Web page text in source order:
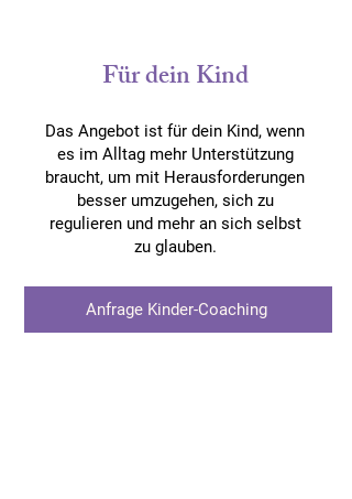
Für dein Kind
Das Angebot ist für dein Kind, wenn
es im Alltag mehr Unterstützung
braucht, um mit Herausforderungen
besser umzugehen, sich zu
regulieren und mehr an sich selbst
zu glauben.
Anfrage Kinder-Coaching